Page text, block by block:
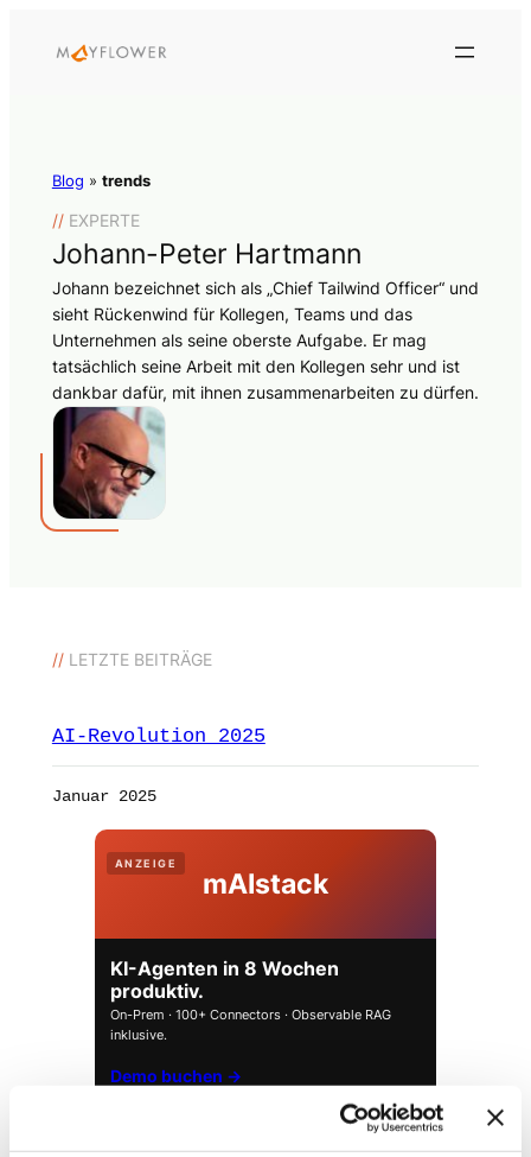
Blog » trends
//EXPERTE
Johann-Peter Hartmann
Johann bezeichnet sich als „Chief Tailwind Officer“ und
sieht Rückenwind für Kollegen, Teams und das
Unternehmen als seine oberste Aufgabe. Er mag
tatsächlich seine Arbeit mit den Kollegen sehr und ist
dankbar dafür, mit ihnen zusammenarbeiten zu dürfen.
//LETZTE BEITRÄGE
AI-Revolution 2025
Januar 2025
ANZEIGE
mAIstack
KI-Agenten in 8 Wochen
produktiv.
On-Prem · 100+ Connectors · Observable RAG
inklusive.
Demo buchen →